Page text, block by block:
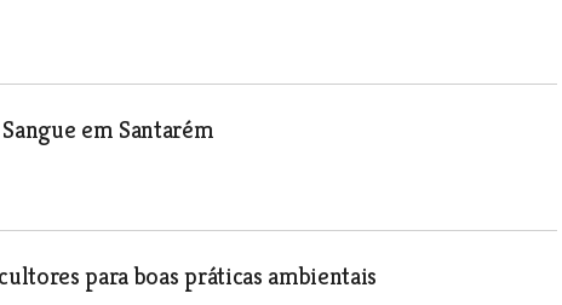
em Santarém
para boas práticas ambientais